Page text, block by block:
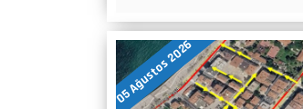
05 Ağustos 2026